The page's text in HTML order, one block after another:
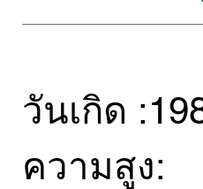
วันเกิด :
ความสูง: